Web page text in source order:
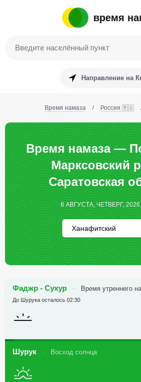
время
Направление на
Время намаза / Россия 🇷🇺
Время намаза —
Марксовский
Саратовская
6 АВГУСТА, ЧЕТВЕРГ, 2026
Фаджр - Сухур Время утреннего
До Шурука осталось 02:30
Шурук Восход солнца